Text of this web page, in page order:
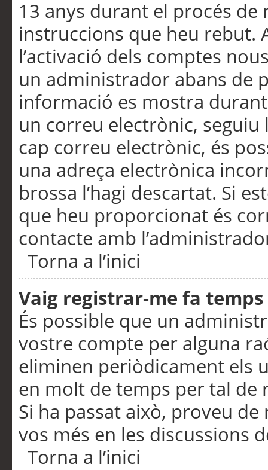
13 anys durant el procés de
instruccions que heu rebut.
l’activació dels comptes
un administrador abans de
informació es mostra
un correu electrònic,
cap correu electrònic, és
una adreça electrònica
brossa l’hagi descartat. Si
que heu proporcionat és
contacte amb
Torna a l’inici
Vaig registrar-me fa
És possible que un
vostre compte per alguna
eliminen periòdicament els
en molt de temps per tal de
Si ha passat això, proveu
vos més en les discussions
Torna a l’inici